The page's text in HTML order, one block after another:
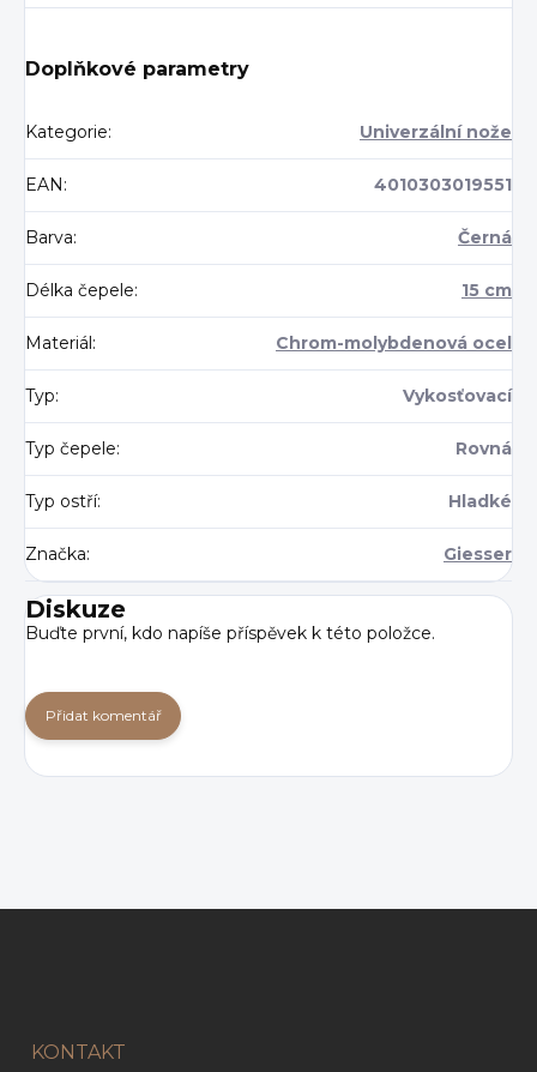
Doplňkové parametry
Kategorie: Univerzální nože
EAN: 4010303019551
Barva: Černá
Délka čepele: 15 cm
Materiál: Chrom-molybdenová ocel
Typ: Vykosťovací
Typ čepele: Rovná
Typ ostří: Hladké
Značka: Giesser
Diskuze
Buďte první, kdo napíše příspěvek k této položce.
Přidat komentář
KONTAKT